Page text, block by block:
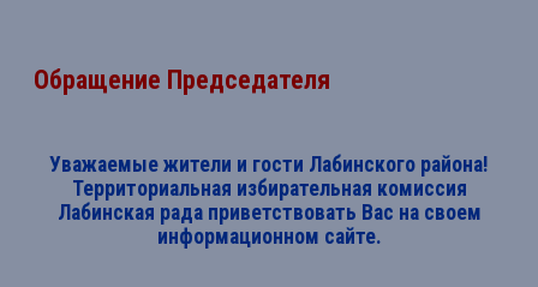
Обращение Председателя
Уважаемые жители и гости Лабинского района!
Территориальная избирательная комиссия
Лабинская рада приветствовать Вас на своем
информационном сайте.